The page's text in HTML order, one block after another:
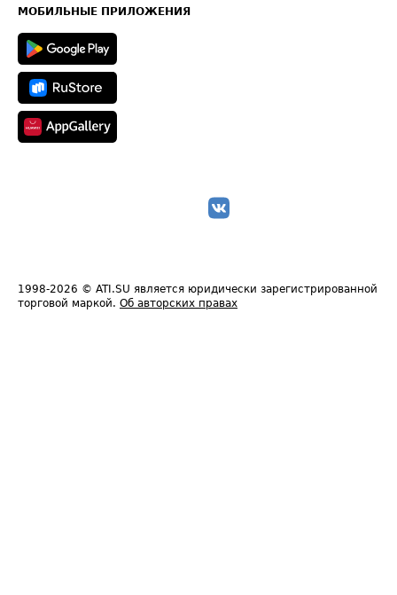
Техническая информация
МОБИЛЬНЫЕ ПРИЛОЖЕНИЯ
1998-2026 © ATI.SU является юридически зарегистрированной
торговой маркой. Об авторских правах